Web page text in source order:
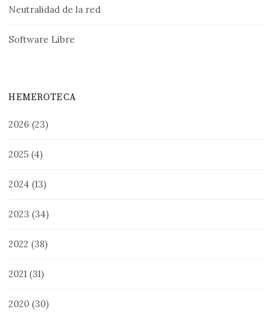
Neutralidad de la red
Software Libre
HEMEROTECA
2026 (23)
2025 (4)
2024 (13)
2023 (34)
2022 (38)
2021 (31)
2020 (30)